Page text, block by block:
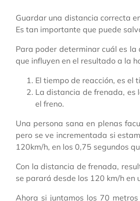
Guardar una distancia correcta
Es tan importante que puede
Para poder determinar cuál es
que influyen en el resultado a la
El tiempo de reacción, es el
La distancia de frenada, es
el freno.
Una persona sana en plenas
pero se ve incrementada si
120km/h, en los 0,75 segundos
Con la distancia de frenada,
se parará desde los 120 km/h en
Ahora si juntamos los 70